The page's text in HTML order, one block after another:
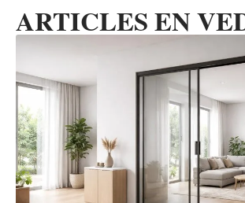
ARTICLES EN